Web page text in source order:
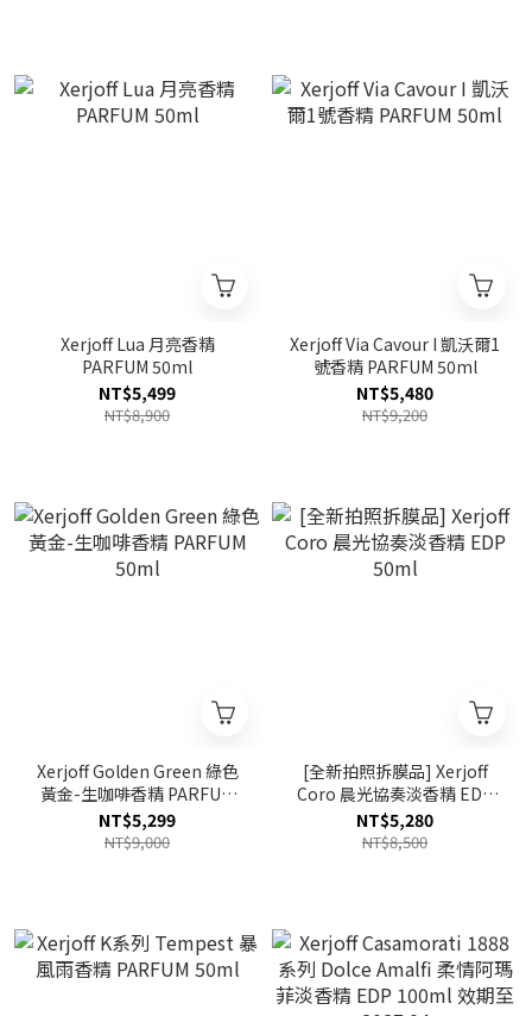
Xerjoff Lua 月亮香精
PARFUM 50ml
NT$5,499
NT$8,900
Xerjoff Via Cavour I 凱沃爾1
號香精 PARFUM 50ml
NT$5,480
NT$9,200
Xerjoff Golden Green 綠色
黃金-生咖啡香精 PARFUM
50ml
NT$5,299
NT$9,000
[全新拍照拆膜品] Xerjoff
Coro 晨光協奏淡香精 EDP
50ml
NT$5,280
NT$8,500